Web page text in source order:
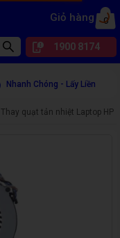
Giỏ hàng 0
1900 8174
Nhanh Chóng - Lấy Liền
Thay quạt tản nhiệt Laptop HP